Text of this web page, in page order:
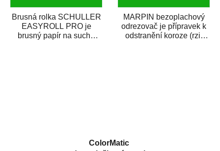
Brusná rolka SCHULLER
EASYROLL PRO je
brusný papír na suché
MARPIN bezoplachový
odrezovač je přípravek k
odstranění koroze (rzi)
ColorMatic